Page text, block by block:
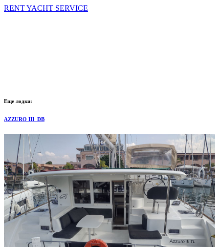
RENT YACHT SERVICE
Еще лодки:
AZZURO III_DB